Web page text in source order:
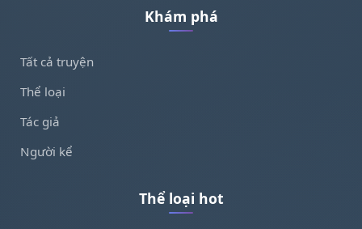
Khám phá
Tất cả truyện
Thể loại
Tác giả
Người kể
Thể loại hot